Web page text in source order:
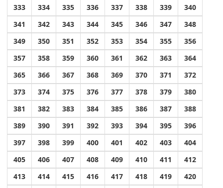
333
334 335 336 337 338 339
340
341
342 343 344 345 346 347
348
349
350 351 352 353 354 355
356
357
358 359 360 361 362 363
364
365
366 367 368 369 370 371
372
373
374 375 376 377 378 379
380
381
382 383 384 385 386 387
388
389
390 391 392 393 394 395
396
397
398 399 400 401 402 403
404
405
406 407 408 409 410 411
412
413
414 415 416 417 418 419
420